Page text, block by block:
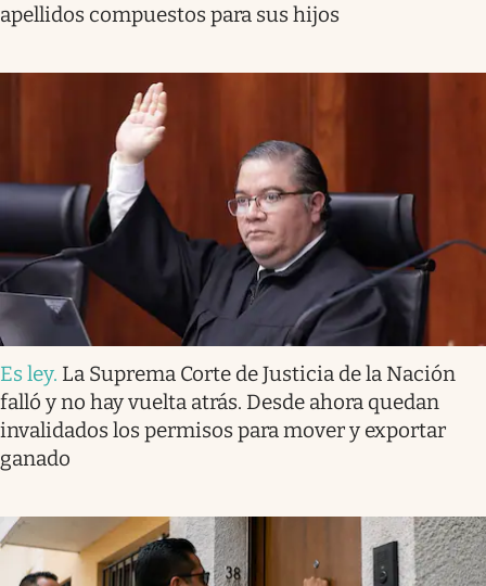
apellidos compuestos para sus hijos
Es ley. La Suprema Corte de Justicia de la Nación
falló y no hay vuelta atrás. Desde ahora quedan
invalidados los permisos para mover y exportar
ganado